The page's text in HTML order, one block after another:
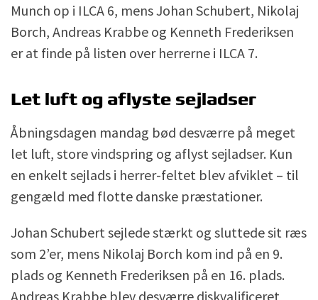
Munch op i ILCA 6, mens Johan Schubert, Nikolaj
Borch, Andreas Krabbe og Kenneth Frederiksen
er at finde på listen over herrerne i ILCA 7.
Let luft og aflyste sejladser
Åbningsdagen mandag bød desværre på meget
let luft, store vindspring og aflyst sejladser. Kun
en enkelt sejlads i herrer-feltet blev afviklet – til
gengæld med flotte danske præstationer.
Johan Schubert sejlede stærkt og sluttede sit ræs
som 2’er, mens Nikolaj Borch kom ind på en 9.
plads og Kenneth Frederiksen på en 16. plads.
Andreas Krabbe blev desværre diskvalificeret